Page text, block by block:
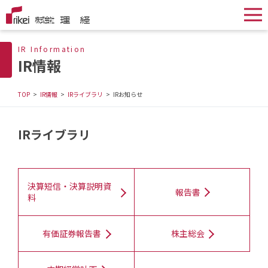
IR Information
IR情報
TOP IR情報 IRライブラリ IRお知らせ
IRライブラリ
決算短信・決算説明資
料
報告書
有価証券報告書 株主総会